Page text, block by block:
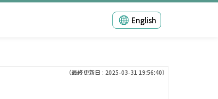
English
（最終更新日 : 2025-03-31 19:56:40）